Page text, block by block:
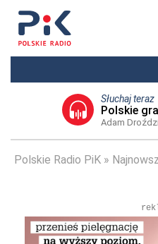
Słuchaj teraz
Polskie
Adam
Polskie Radio PiK